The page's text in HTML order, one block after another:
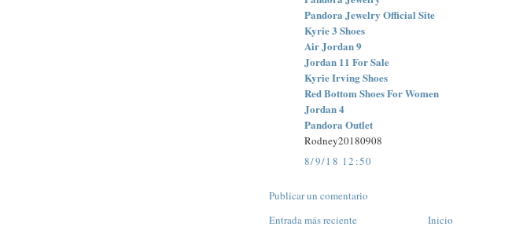
Pandora Jewelry Official Site
Kyrie 3 Shoes
Air Jordan 9
Jordan 11 For Sale
Kyrie Irving Shoes
Red Bottom Shoes For Women
Jordan 4
Pandora Outlet
Rodney20180908
8/9/18 12:50
Publicar un comentario
Entrada más reciente
Inicio